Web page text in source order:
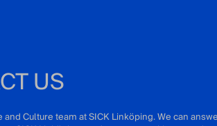
US
and Culture team at SICK Linköping. We can